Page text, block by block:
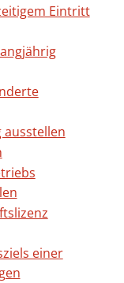
Eintritt
einer